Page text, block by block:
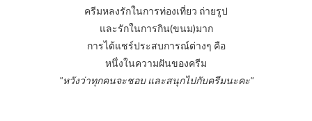
ครีมหลงรักในการท่องเที่ยว ถ่ายรูป
และรักในการกิน(ขนม)มาก
การได้แชร์ประสบการณ์ต่างๆ คือ
หนึ่งในความฝันของครีม
"หวังว่าทุกคนจะชอบ และสนุกไปกับครีมนะคะ"